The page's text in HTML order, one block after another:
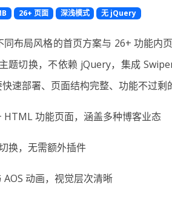
26+ 页面 深浅模式 无 jQuery
同布局风格的首页方案与 26+ 功能内
题切换，不依赖 jQuery，集成
速部署、页面结构完整、功能不过剩
HTML 功能页面，涵盖多种博客业态
换，无需额外插件
动画，视觉层次清晰